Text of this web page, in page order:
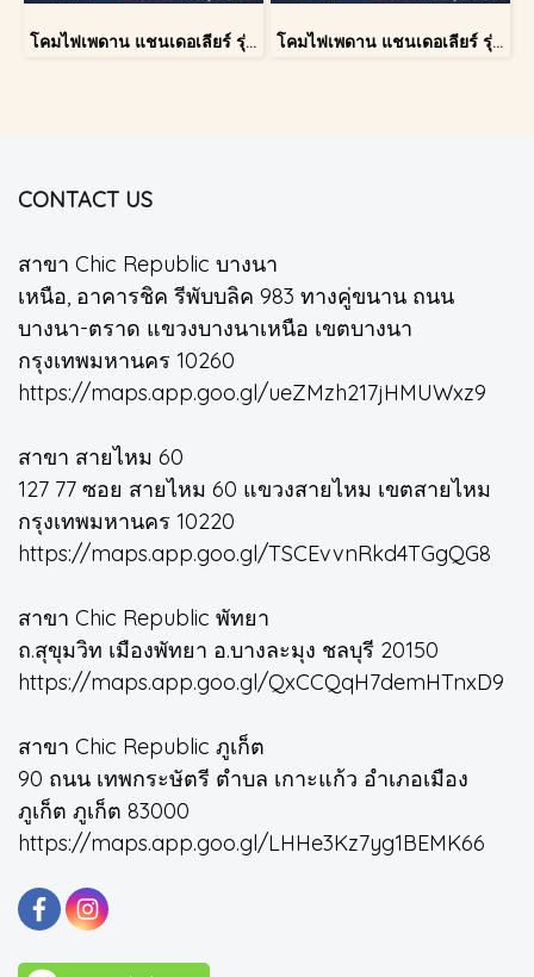
โคมไฟเพดาน แชนเดอเลียร์ รุ่น A028-D60 โคมไฟเพดาน แชนเดอเลียร์ รุ่น 183586
CONTACT US
สาขา Chic Republic บางนา
เหนือ, อาคารชิค รีพับบลิค 983 ทางคู่ขนาน ถนน
บางนา-ตราด แขวงบางนาเหนือ เขตบางนา
กรุงเทพมหานคร 10260
https://maps.app.goo.gl/ueZMzh217jHMUWxz9
สาขา สายไหม 60
127 77 ซอย สายไหม 60 แขวงสายไหม เขตสายไหม
กรุงเทพมหานคร 10220
https://maps.app.goo.gl/TSCEvvnRkd4TGgQG8
สาขา Chic Republic พัทยา
ถ.สุขุมวิท เมืองพัทยา อ.บางละมุง ชลบุรี 20150
https://maps.app.goo.gl/QxCCQqH7demHTnxD9
สาขา Chic Republic ภูเก็ต
90 ถนน เทพกระษัตรี ตำบล เกาะแก้ว อำเภอเมือง
ภูเก็ต ภูเก็ต 83000
https://maps.app.goo.gl/LHHe3Kz7yg1BEMK66